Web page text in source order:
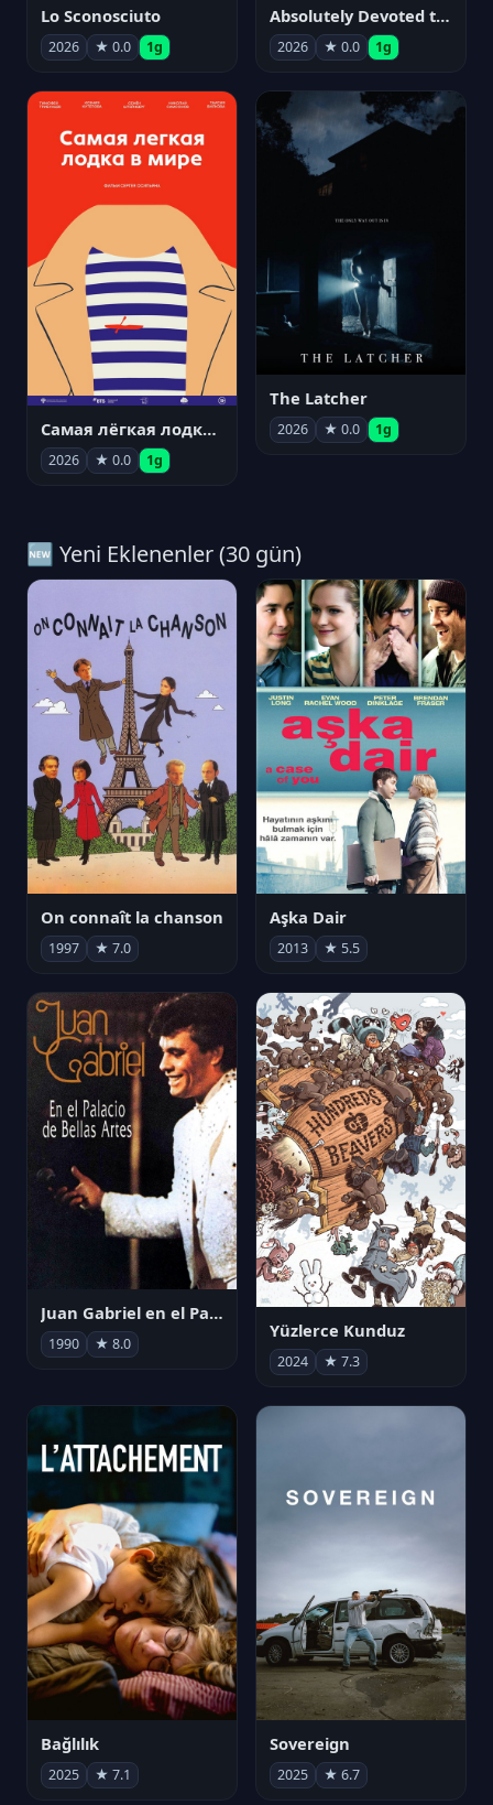
Lo Sconosciuto
2026 ★ 0.0 1g
Absolutely Devoted to You
2026 ★ 0.0 1g
Самая лёгкая лодка в мире
2026 ★ 0.0 1g
The Latcher
2026 ★ 0.0 1g
🆕 Yeni Eklenenler (30 gün)
On connaît la chanson
1997 ★ 7.0
Aşka Dair
2013 ★ 5.5
Juan Gabriel en el Palacio de Bellas Artes
1990 ★ 8.0
Yüzlerce Kunduz
2024 ★ 7.3
Bağlılık
2025 ★ 7.1
Sovereign
2025 ★ 6.7